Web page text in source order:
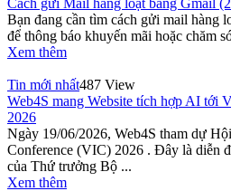
Bạn đang cần tìm cách gửi mail hàng
để thông báo khuyến mãi hoặc chăm
Xem thêm
Tin mới nhất487 View
Web4S mang Website tích hợp AI tới
2026
Ngày 19/06/2026, Web4S tham dự
Conference (VIC) 2026 . Đây là diễn
của Thứ trưởng Bộ ...
Xem thêm